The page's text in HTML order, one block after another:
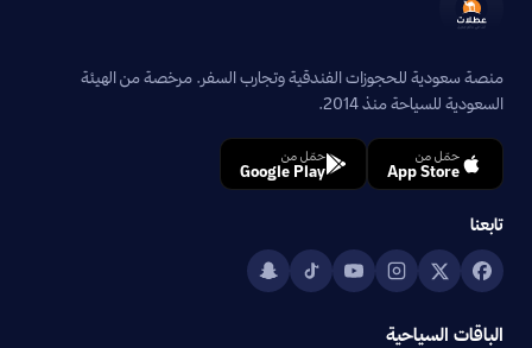
منصة سعودية للحجوزات الفندقية وتجارب السفر. مرخصة من الهيئة
السعودية للسياحة منذ 2014.
حمّل من
App Store
حمّل من
Google Play
تابعنا
الباقات السياحية